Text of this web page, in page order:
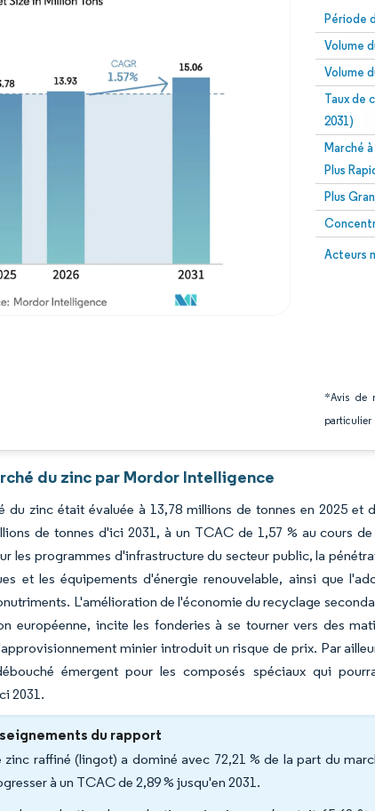
Période
Volume
Volume
Taux de
2031)
Marché
Plus
Plus
Acteurs
*Avis de
particulier
Image ©
Image © Mordor Intelligence. La réutilisation nécessite une
du zinc par Mordor Intelligence
du zinc était évaluée à 13,78 millions de tonnes en 2025
de tonnes d'ici 2031, à un TCAC de 1,57 % au cours
les programmes d'infrastructure du secteur public, la
et les équipements d'énergie renouvelable, ainsi que
L'amélioration de l'économie du recyclage
européenne, incite les fonderies à se tourner vers des
minier introduit un risque de prix. Par
émergent pour les composés spéciaux qui
2031.
du rapport
zinc raffiné (lingot) a dominé avec 72,21 % de la part du
à un TCAC de 2,89 % jusqu'en 2031.